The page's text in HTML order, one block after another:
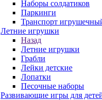
Наборы солдатиков
Паркинги
Транспорт
Летние игрушки
Назад
Летние игрушки
Грабли
Лейки детские
Лопатки
Песочные наборы
Развивающие игры для